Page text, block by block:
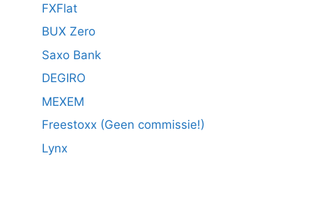
FXFlat
BUX Zero
Saxo Bank
DEGIRO
MEXEM
Freestoxx (Geen commissie!)
Lynx